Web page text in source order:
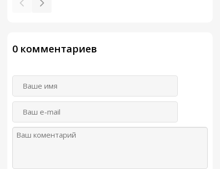
0 комментариев